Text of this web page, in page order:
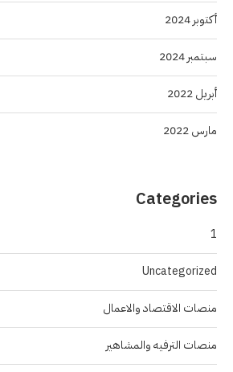
أكتوبر 2024
سبتمبر 2024
أبريل 2022
مارس 2022
Categories
1
Uncategorized
منصات الاقتصاد والاعمال
منصات الترفيه والمشاهير